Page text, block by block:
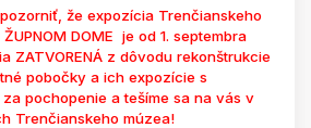
že expozícia Trenčianskeho
DOME je od 1. septembra
ZATVORENÁ z dôvodu rekonštrukcie
pobočky a ich expozície s
pochopenie a tešíme sa na vás v
Trenčianskeho múzea!